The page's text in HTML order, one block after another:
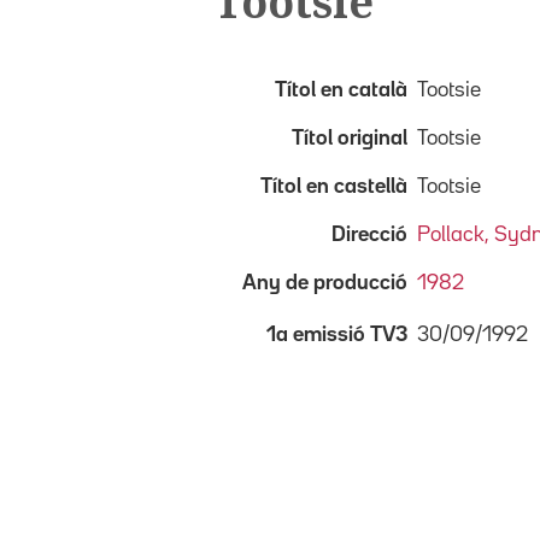
Títol en català Tootsie
Títol original Tootsie
Títol en castellà Tootsie
Direcció Pollack,
Any de producció 1982
1a emissió TV3 30/09/1992